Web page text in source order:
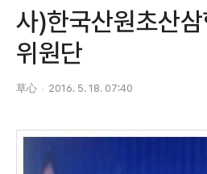
사)한국산원초산
위원단
草心 2016. 5. 18. 07:40